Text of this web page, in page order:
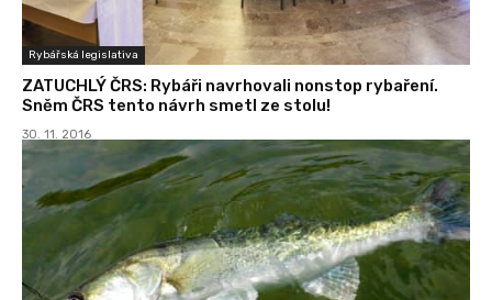
Rybářská legislativa
ZATUCHLÝ ČRS: Rybáři navrhovali nonstop rybaření.
Sněm ČRS tento návrh smetl ze stolu!
30. 11. 2016